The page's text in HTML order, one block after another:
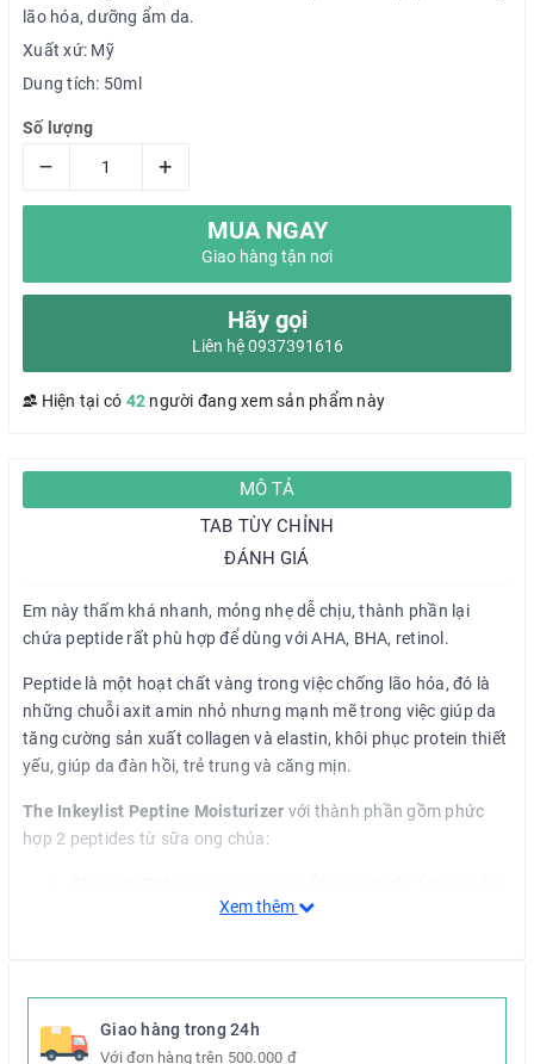
lão hóa, dưỡng ẩm da.
Xuất xứ: Mỹ
Dung tích: 50ml
Số lượng
– +
MUA NGAY
Giao hàng tận nơi
Hãy gọi
Liên hệ 0937391616
Hiện tại có 42 người đang xem sản phẩm này
MÔ TẢ
TAB TÙY CHỈNH
ĐÁNH GIÁ
Em này thấm khá nhanh, mỏng nhẹ dễ chịu, thành phần lại
chứa peptide rất phù hợp để dùng với AHA, BHA, retinol.
Peptide là một hoạt chất vàng trong việc chống lão hóa, đó là
những chuỗi axit amin nhỏ nhưng mạnh mẽ trong việc giúp da
tăng cường sản xuất collagen và elastin, khôi phục protein thiết
yếu, giúp da đàn hồi, trẻ trung và căng mịn.
The Inkeylist Peptine Moisturizer với thành phần gồm phức
hợp 2 peptides từ sữa ong chúa:
ngăn ngừa tình trạng khô căng hoặc đổ dầu quá nhiều do
màu da và giảm dấu hiệu lão hóa da, đẩy nhanh quá trình
tái tạo biểu bì cho một làn da mịn màng.
Xem thêm
Giao hàng trong 24h
Với đơn hàng trên 500.000 đ